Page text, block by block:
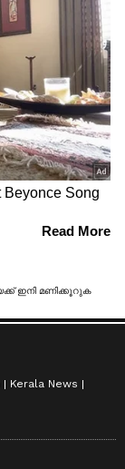
Kerala News